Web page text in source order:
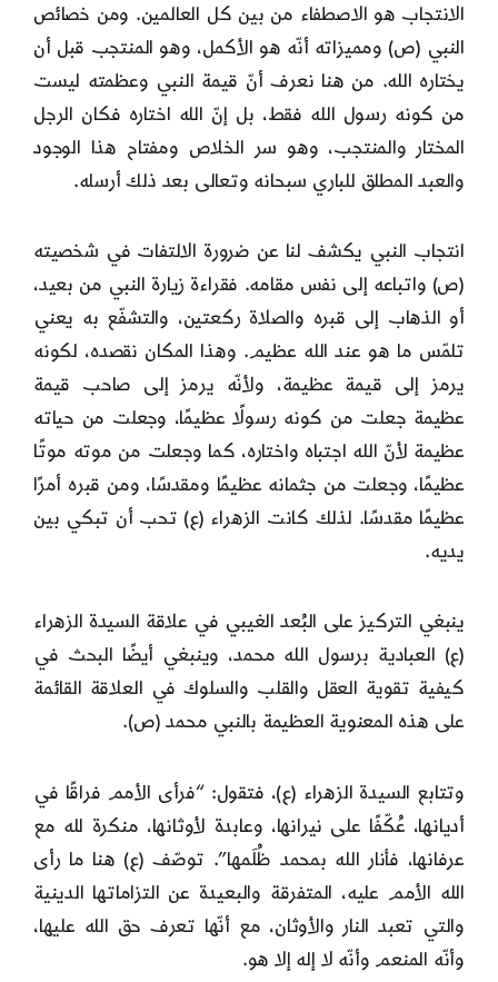
الانتجاب هو الاصطفاء من بين كل العالمين. ومن خصائص
النبي (ص) ومميزاته أنّه هو الأكمل، وهو المنتجب قبل أن
يختاره الله. من هنا نعرف أنّ قيمة النبي وعظمته ليست
من كونه رسول الله فقط، بل إنّ الله اختاره فكان الرجل
المختار والمنتجب، وهو سر الخلاص ومفتاح هذا الوجود
والعبد المطلق للباري سبحانه وتعالى بعد ذلك أرسله.
انتجاب النبي يكشف لنا عن ضرورة الالتفات في شخصيته
(ص) واتباعه إلى نفس مقامه. فقراءة زيارة النبي من بعيد،
أو الذهاب إلى قبره والصلاة ركعتين، والتشفّع به يعني
تلمّس ما هو عند الله عظيم. وهذا المكان نقصده، لكونه
يرمز إلى قيمة عظيمة، ولأنّه يرمز إلى صاحب قيمة
عظيمة جعلت من كونه رسولًا عظيمًا، وجعلت من حياته
عظيمة لأنّ الله اجتباه واختاره، كما وجعلت من موته موتًا
عظيمًا، وجعلت من جثمانه عظيمًا ومقدسًا، ومن قبره أمرًا
عظيمًا مقدسًا. لذلك كانت الزهراء (ع) تحب أن تبكي بين
يديه.
ينبغي التركيز على البُعد الغيبي في علاقة السيدة الزهراء
(ع) العبادية برسول الله محمد، وينبغي أيضًا البحث في
كيفية تقوية العقل والقلب والسلوك في العلاقة القائمة
على هذه المعنوية العظيمة بالنبي محمد (ص).
وتتابع السيدة الزهراء (ع)، فتقول: “فرأى الأمم فراقًا في
أديانها، عُكّفًا على نيرانها، وعابدة لأوثانها، منكرة لله مع
عرفانها، فأنار الله بمحمد ظُلَمها”. توصّف (ع) هنا ما رأى
الله الأمم عليه، المتفرقة والبعيدة عن التزاماتها الدينية
والتي تعبد النار والأوثان، مع أنّها تعرف حق الله عليها،
وأنّه المنعم وأنّه لا إله إلا هو.